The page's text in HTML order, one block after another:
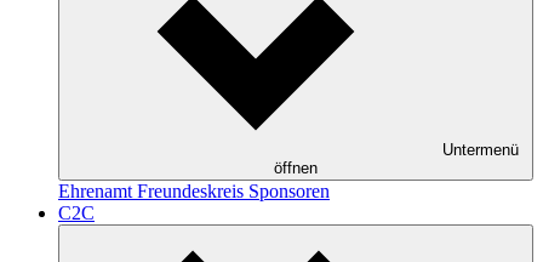
Untermenü
öffnen
Ehrenamt Freundeskreis Sponsoren
C2C